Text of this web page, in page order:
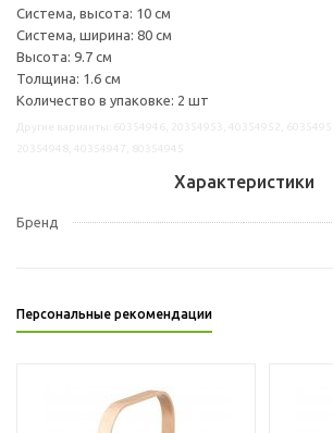
Система, высота: 10 см
Система, ширина: 80 см
Высота: 9.7 см
Толщина: 1.6 см
Количество в упаковке: 2 шт
Характеристики
Бренд
Персональные рекомендации